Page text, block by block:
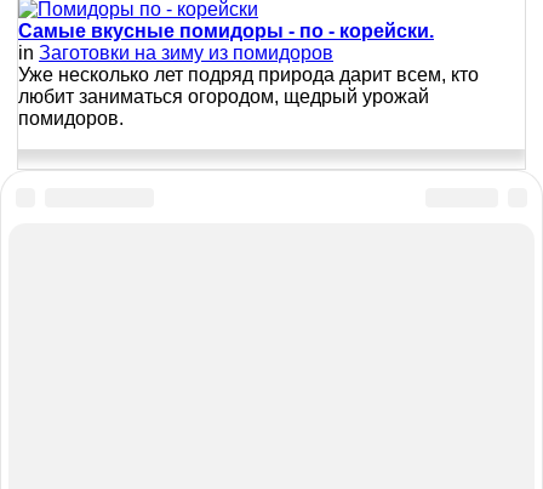
Самые вкусные помидоры - по - корейски.
in Заготовки на зиму из помидоров
Уже несколько лет подряд природа дарит всем, кто
любит заниматься огородом, щедрый урожай
помидоров.